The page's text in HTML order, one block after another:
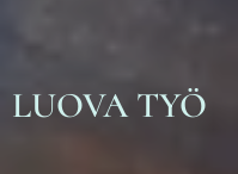
LUOVA TYÖ